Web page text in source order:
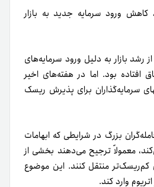
کاهش ورود سرمایه جدید به بازار
بازار به دلیل ورود سرمایه‌های
افتاده بود. اما در هفته‌های اخیر
سرمایه‌گذاران برای پذیرش ریسک
بزرگ در شرایطی که ابهامات
معمولاً ترجیح می‌دهند بخشی از
کم‌ریسک‌تر منتقل کنند. این موضوع
وارد کند.